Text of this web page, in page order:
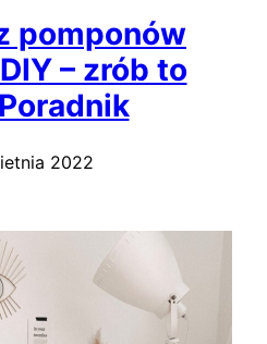
pomponów
– zrób to
2022